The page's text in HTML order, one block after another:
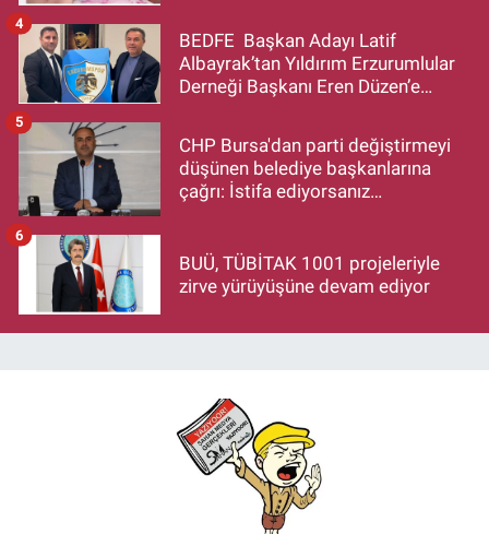
BEDFE Başkan Adayı Latif
Albayrak’tan Yıldırım Erzurumlular
Derneği Başkanı Eren Düzen’e
4
CHP Bursa'dan parti değiştirmeyi
düşünen belediye başkanlarına
çağrı: İstifa ediyorsanız
5
BUÜ, TÜBİTAK 1001 projeleriyle
zirve yürüyüşüne devam ediyor
6